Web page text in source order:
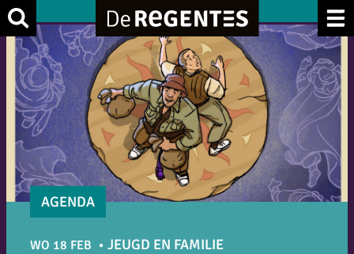
Ga
naar
de
inhoud
AGENDA
WO 18 FEB JEUGD EN FAMILIE